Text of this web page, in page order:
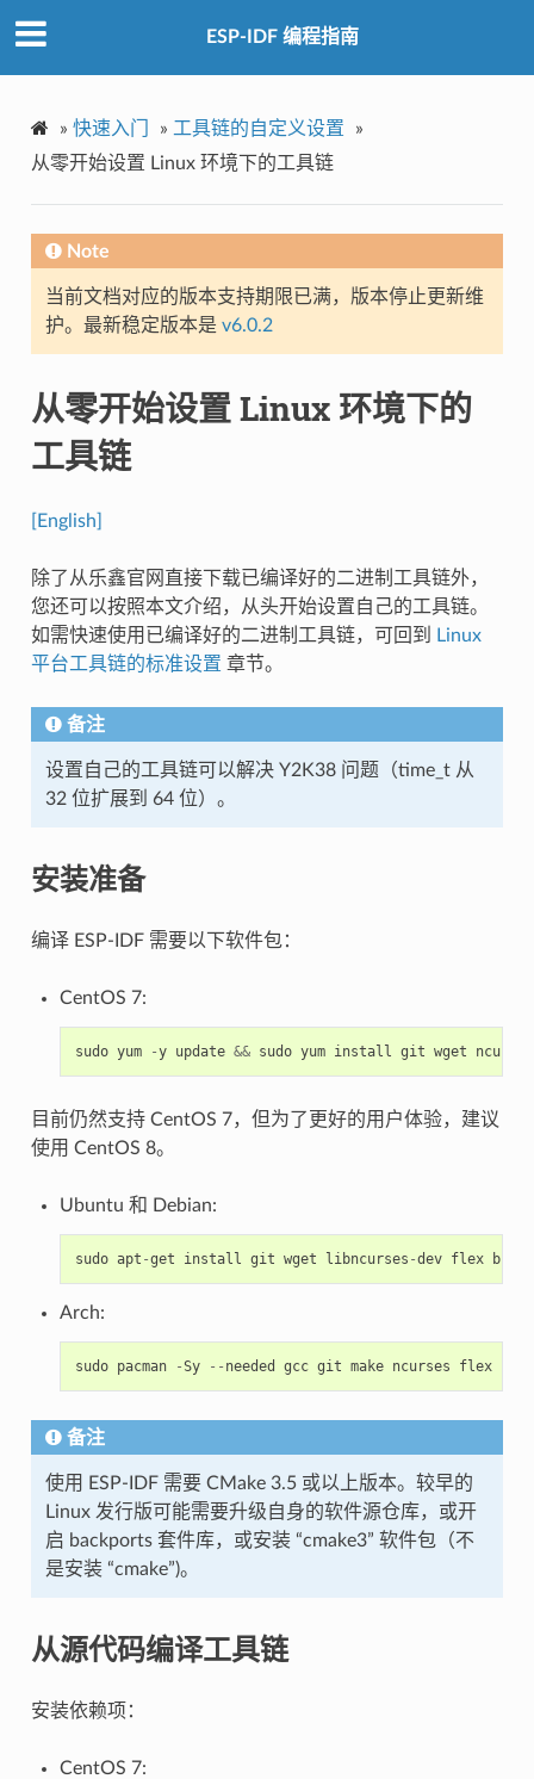
ESP-IDF 编程指南
» 快速入门 » 工具链的自定义设置
»
从零开始设置 Linux 环境下的工具链
Note
当前文档对应的版本支持期限已满，版本停止更新维
护。最新稳定版本是 v6.0.2
从零开始设置 Linux 环境下的
工具链
[English]
除了从乐鑫官网直接下载已编译好的二进制工具链外，
您还可以按照本文介绍，从头开始设置自己的工具链。
如需快速使用已编译好的二进制工具链，可回到
Linux
平台工具链的标准设置 章节。
备注
设置自己的工具链可以解决 Y2K38 问题（time_t 从
32 位扩展到 64 位）。
安装准备
编译 ESP-IDF 需要以下软件包：
CentOS 7:
sudo yum -y update && sudo yum install git wget ncurses
目前仍然支持 CentOS 7，但为了更好的用户体验，建议
使用 CentOS 8。
Ubuntu 和 Debian:
sudo apt -get install git wget libncurses -dev flex bison
Arch:
sudo pacman -Sy -- needed gcc git make ncurses flex
备注
使用 ESP-IDF 需要 CMake 3.5 或以上版本。较早的
Linux 发行版可能需要升级自身的软件源仓库，或开
启 backports 套件库，或安装 “cmake3” 软件包（不
是安装 “cmake”)。
从源代码编译工具链
安装依赖项：
CentOS 7: